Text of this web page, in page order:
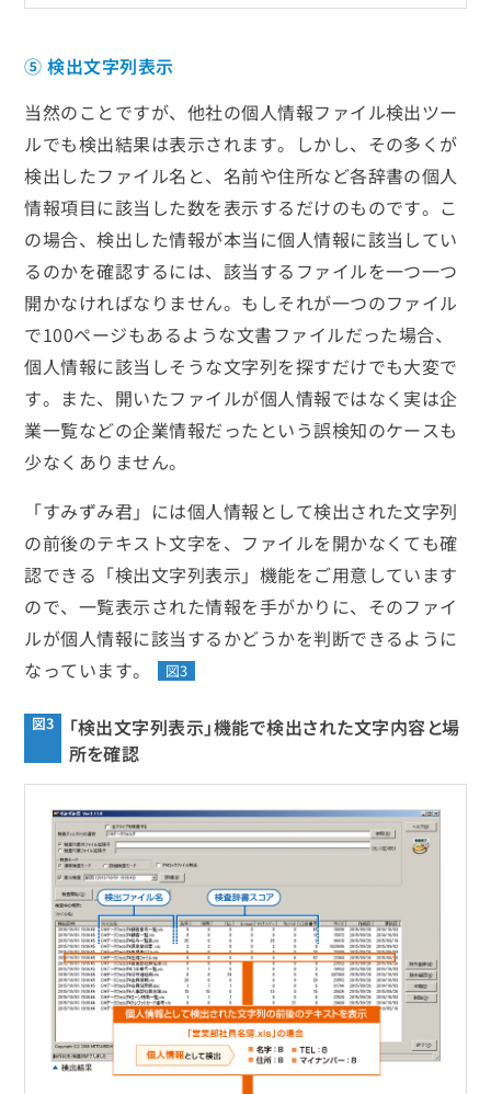
⑤ 検出文字列表示
当然のことですが、他社の個人情報ファイル検出ツー
ルでも検出結果は表示されます。しかし、その多くが
検出したファイル名と、名前や住所など各辞書の個人
情報項目に該当した数を表示するだけのものです。こ
の場合、検出した情報が本当に個人情報に該当してい
るのかを確認するには、該当するファイルを一つ一つ
開かなければなりません。もしそれが一つのファイル
で100ページもあるような文書ファイルだった場合、
個人情報に該当しそうな文字列を探すだけでも大変で
す。また、開いたファイルが個人情報ではなく実は企
業一覧などの企業情報だったという誤検知のケースも
少なくありません。
「すみずみ君」には個人情報として検出された文字列
の前後のテキスト文字を、ファイルを開かなくても確
認できる「検出文字列表示」機能をご用意しています
ので、一覧表示された情報を手がかりに、そのファイ
ルが個人情報に該当するかどうかを判断できるように
なっています。
図3
図3
「検出文字列表示」機能で検出された文字内容と場
所を確認